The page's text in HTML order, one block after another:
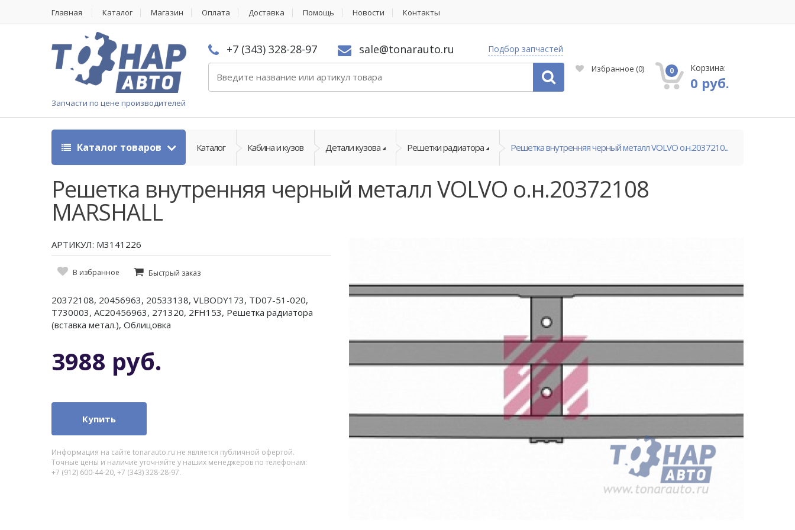
Главная Каталог Магазин Оплата Доставка Помощь Новости Контакты
Запчасти по цене производителей
+7 (343) 328-28-97 sale@tonarauto.ru Подбор запчастей
Избранное (0) 0 Корзина:
0 руб.
Каталог товаров Каталог Кабина и кузов Детали кузова Решетки радиатора Решетка внутренняя черный металл VOLVO о.н.2037210...
Решетка внутренняя черный металл VOLVO о.н.20372108
MARSHALL
АРТИКУЛ: M3141226
В избранное Быстрый заказ
20372108, 20456963, 20533138, VLBODY173, TD07-51-020,
T730003, AC20456963, 271320, 2FH153, Решетка радиатора
(вставка метал.), Облицовка
3988 руб.
Купить
Информация на сайте tonarauto.ru не является публичной офертой.
Точные цены и наличие уточняйте у наших менеджеров по телефонам:
+7 (912) 600-44-20, +7 (343) 328-28-97.